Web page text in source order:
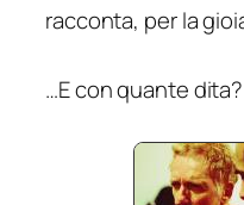
racconta, per la
…E con quante dita?